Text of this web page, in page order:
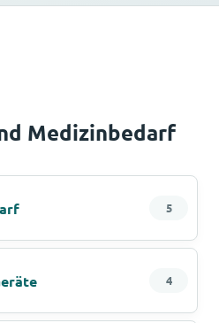
Medizinbedarf
5
4